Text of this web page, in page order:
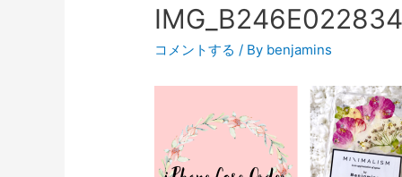
コメントする / By benjamins